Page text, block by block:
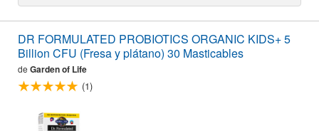
DR FORMULATED PROBIOTICS ORGANIC KIDS+ 5
Billion CFU (Fresa y plátano) 30 Masticables
de Garden of Life
(1)